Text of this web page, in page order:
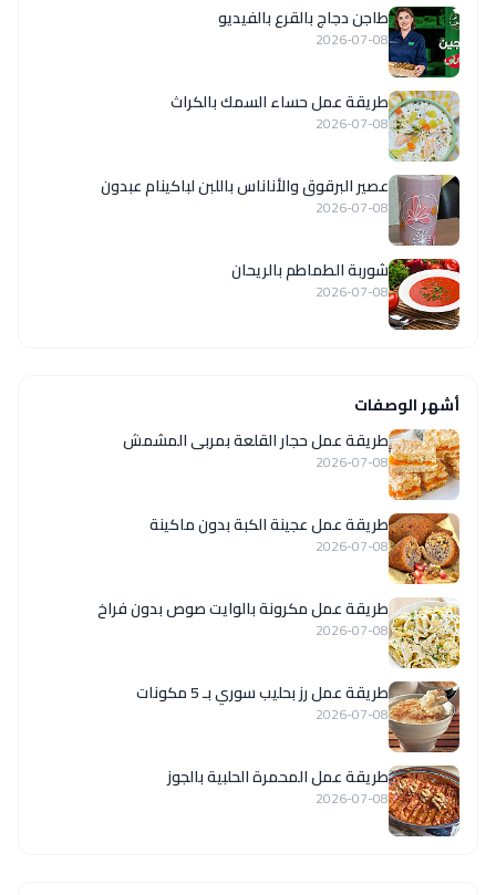
طاجن دجاج بالقرع بالفيديو
2026-07-08
طريقة عمل حساء السمك بالكراث
2026-07-08
عصير البرقوق والأناناس باللبن لباكينام عبدون
2026-07-08
شوربة الطماطم بالريحان
2026-07-08
أشهر الوصفات
طريقة عمل حجار القلعة بمربى المشمش
2026-07-08
طريقة عمل عجينة الكبة بدون ماكينة
2026-07-08
طريقة عمل مكرونة بالوايت صوص بدون فراخ
2026-07-08
طريقة عمل رز بحليب سوري بـ 5 مكونات
2026-07-08
طريقة عمل المحمرة الحلبية بالجوز
2026-07-08